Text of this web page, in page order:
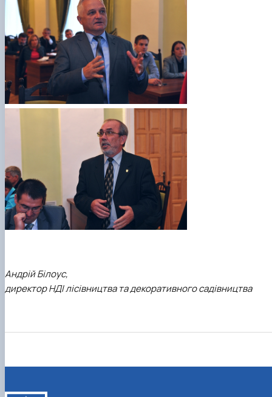
Андрій Білоус,
директор НДІ лісівництва та декоративного садівництва